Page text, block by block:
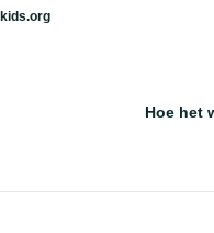
Hoe het